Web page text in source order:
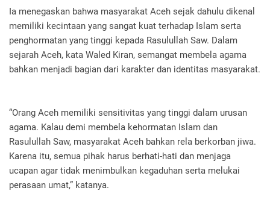
Ia menegaskan bahwa masyarakat Aceh sejak dahulu dikenal
memiliki kecintaan yang sangat kuat terhadap Islam serta
penghormatan yang tinggi kepada Rasulullah Saw. Dalam
sejarah Aceh, kata Waled Kiran, semangat membela agama
bahkan menjadi bagian dari karakter dan identitas masyarakat.
“Orang Aceh memiliki sensitivitas yang tinggi dalam urusan
agama. Kalau demi membela kehormatan Islam dan
Rasulullah Saw, masyarakat Aceh bahkan rela berkorban jiwa.
Karena itu, semua pihak harus berhati-hati dan menjaga
ucapan agar tidak menimbulkan kegaduhan serta melukai
perasaan umat,” katanya.